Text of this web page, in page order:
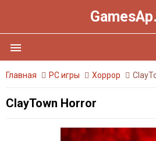
menu
Главная PC игры Хоррор
ClayTown Horror